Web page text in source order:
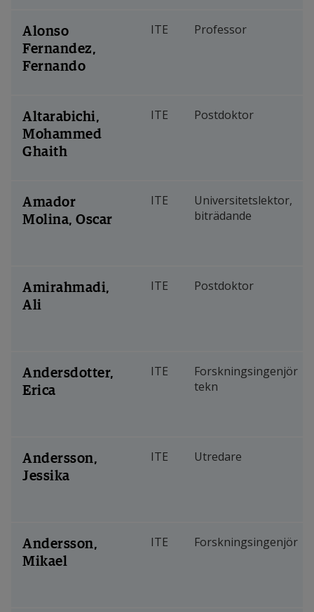
Alonso
Fernandez,
Fernando
ITE Professor
Altarabichi,
Mohammed
Ghaith
ITE Postdoktor
Amador
Molina, Oscar
ITE
Universitetslektor,
biträdande
Amirahmadi,
Ali
ITE Postdoktor
Andersdotter,
Erica
ITE
Forskningsingenjör
tekn
Andersson,
Jessika
ITE Utredare
Andersson,
Mikael
ITE Forskningsingenjör